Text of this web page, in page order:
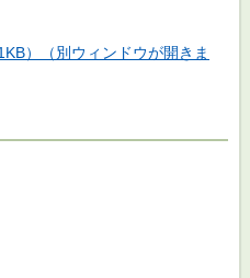
）（別ウィンドウが開きま